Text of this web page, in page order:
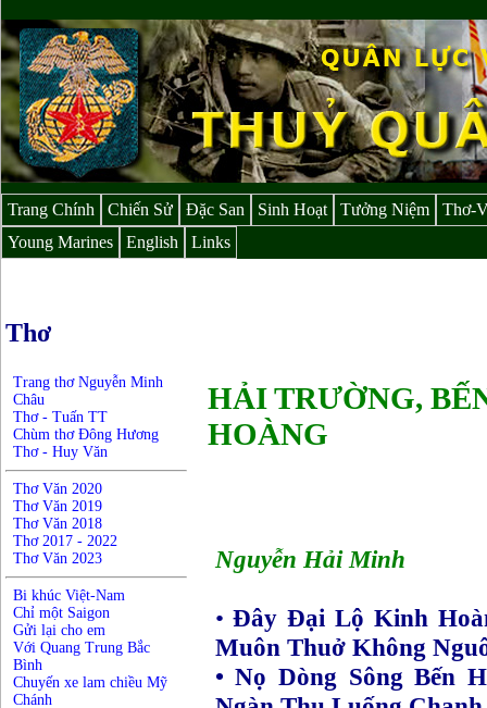
Trang Chính Chiến Sử Đặc San Sinh Hoạt Tưởng Niệm
Thơ-
Young Marines
English Links
Thơ
Trang thơ Nguyễn Minh
Châu
Thơ - Tuấn TT
Chùm thơ Đông Hương
Thơ - Huy Văn
Thơ Văn 2020
Thơ Văn 2019
Thơ Văn 2018
Thơ 2017 - 2022
Thơ Văn 2023
Bi khúc Việt-Nam
Chỉ một Saigon
Gửi lại cho em
Với Quang Trung Bắc
Bình
Chuyến xe lam chiều Mỹ
Chánh
HẢI TRƯỜNG,
HOÀNG
Nguyễn Hải Minh
•Đây Đại Lộ Kinh
Muôn Thuở Không
• Nọ Dòng Sông Bến